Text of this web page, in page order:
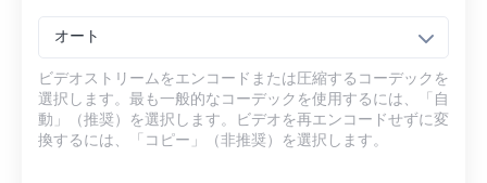
オート
ビデオストリームをエンコードまたは圧縮するコーデックを
選択します。最も一般的なコーデックを使用するには、「自
動」（推奨）を選択します。ビデオを再エンコードせずに変
換するには、「コピー」（非推奨）を選択します。